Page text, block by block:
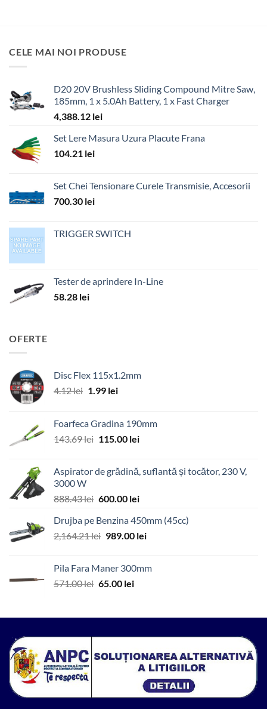
CELE MAI NOI PRODUSE
D20 20V Brushless Sliding Compound Mitre Saw,
185mm, 1 x 5.0Ah Battery, 1 x Fast Charger
4,388.12 lei
Set Lere Masura Uzura Placute Frana
104.21 lei
Set Chei Tensionare Curele Transmisie, Accesorii
700.30 lei
TRIGGER SWITCH
Tester de aprindere In-Line
58.28 lei
OFERTE
Disc Flex 115x1.2mm
4.12lei Prețul
fost:
4.12 lei.
1.99 leiPrețul
1.99 lei.
Foarfeca Gradina 190mm
143.69lei Prețul
fost:
115.00 leiPrețul
115.00 lei.
Aspirator de grădină, suflantă și tocător, 230 V,
3000 W
888.43lei Prețul
a
fost:
600.00 leiPrețul
este:
600.00 lei.
Drujba pe Benzina 450mm (45cc)
2,164.21lei Prețul
fost:
2,164.21 lei.
989.00 leiPrețul
989.00 lei.
Pila Fara Maner 300mm
571.00lei Prețul
fost:
65.00 leiPrețul
65.00 lei.